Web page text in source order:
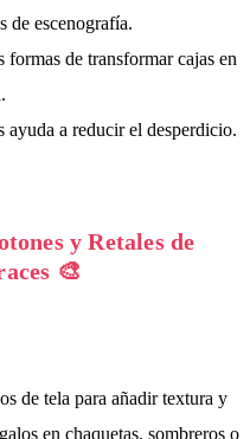
de escenografía.
de transformar cajas en
ayuda a reducir el desperdicio.
y Retales de
🎨
de tela para añadir textura y
en chaquetas, sombreros o